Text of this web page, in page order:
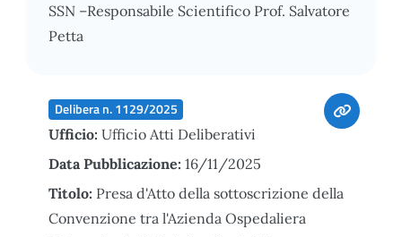
SSN –Responsabile Scientifico Prof. Salvatore
Petta
Delibera n. 1129/2025
Ufficio: Ufficio Atti Deliberativi
Data Pubblicazione: 16/11/2025
Titolo: Presa d'Atto della sottoscrizione della
Convenzione tra l'Azienda Ospedaliera